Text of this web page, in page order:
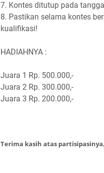
7. Kontes ditutup pada
8. Pastikan selama kontes
kualifikasi!
HADIAHNYA :
Juara 1 Rp. 500.000,-
Juara 2 Rp. 300.000,-
Juara 3 Rp. 200.000,-
Terima kasih atas